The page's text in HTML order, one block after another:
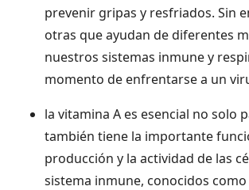
prevenir gripas y resfriados. Sin
otras que ayudan de diferentes
nuestros sistemas inmune y
momento de enfrentarse a un
la vitamina A es esencial no solo
también tiene la importante
producción y la actividad de las
sistema inmune, conocidos